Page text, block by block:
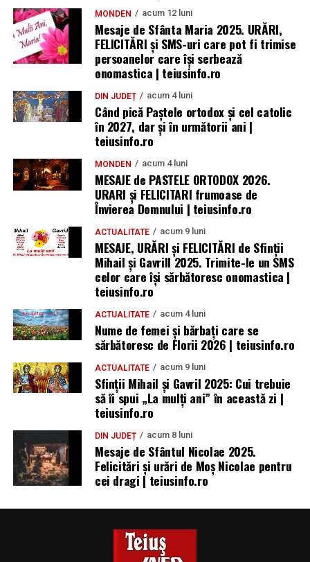
MONDEN acum 12 luni
Mesaje de Sfânta Maria 2025. URĂRI,
FELICITĂRI și SMS-uri care pot fi trimise
persoanelor care își serbează
onomastica | teiusinfo.ro
DIN JUDEȚ acum 4 luni
Când pică Paștele ortodox și cel catolic
în 2027, dar și în următorii ani |
teiusinfo.ro
MONDEN acum 4 luni
MESAJE de PASTELE ORTODOX 2026.
URARI și FELICITARI frumoase de
Învierea Domnului | teiusinfo.ro
ACTUALITATE acum 9 luni
MESAJE, URĂRI și FELICITĂRI de Sfinții
Mihail și Gavrill 2025. Trimite-le un SMS
celor care își sărbătoresc onomastica |
teiusinfo.ro
ACTUALITATE acum 4 luni
Nume de femei și bărbați care se
sărbătoresc de Florii 2026 | teiusinfo.ro
ACTUALITATE acum 9 luni
Sfinții Mihail și Gavril 2025: Cui trebuie
să îi spui „La mulţi ani” în această zi |
teiusinfo.ro
DIN JUDEȚ acum 8 luni
Mesaje de Sfântul Nicolae 2025.
Felicitări și urări de Moș Nicolae pentru
cei dragi | teiusinfo.ro